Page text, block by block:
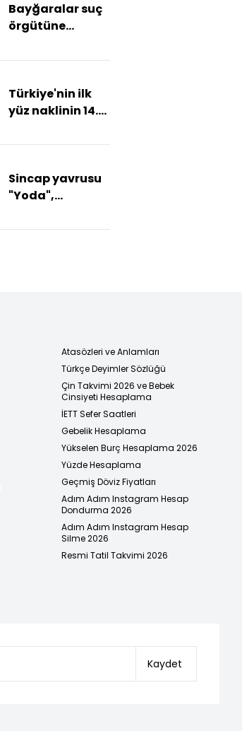
Bayğaralar suç
örgütüne
şüpheli
Türkiye'nin ilk
yüz naklinin 14.
Sincap yavrusu
"Yoda",
gözetiminde
Atasözleri ve Anlamları
Türkçe Deyimler Sözlüğü
Çin Takvimi 2026 ve Bebek
Cinsiyeti Hesaplama
İETT Sefer Saatleri
Gebelik Hesaplama
Yükselen Burç Hesaplama 2026
Yüzde Hesaplama
Geçmiş Döviz Fiyatları
Adım Adım Instagram Hesap
Dondurma 2026
Adım Adım Instagram Hesap
Silme 2026
Resmi Tatil Takvimi 2026
Kaydet